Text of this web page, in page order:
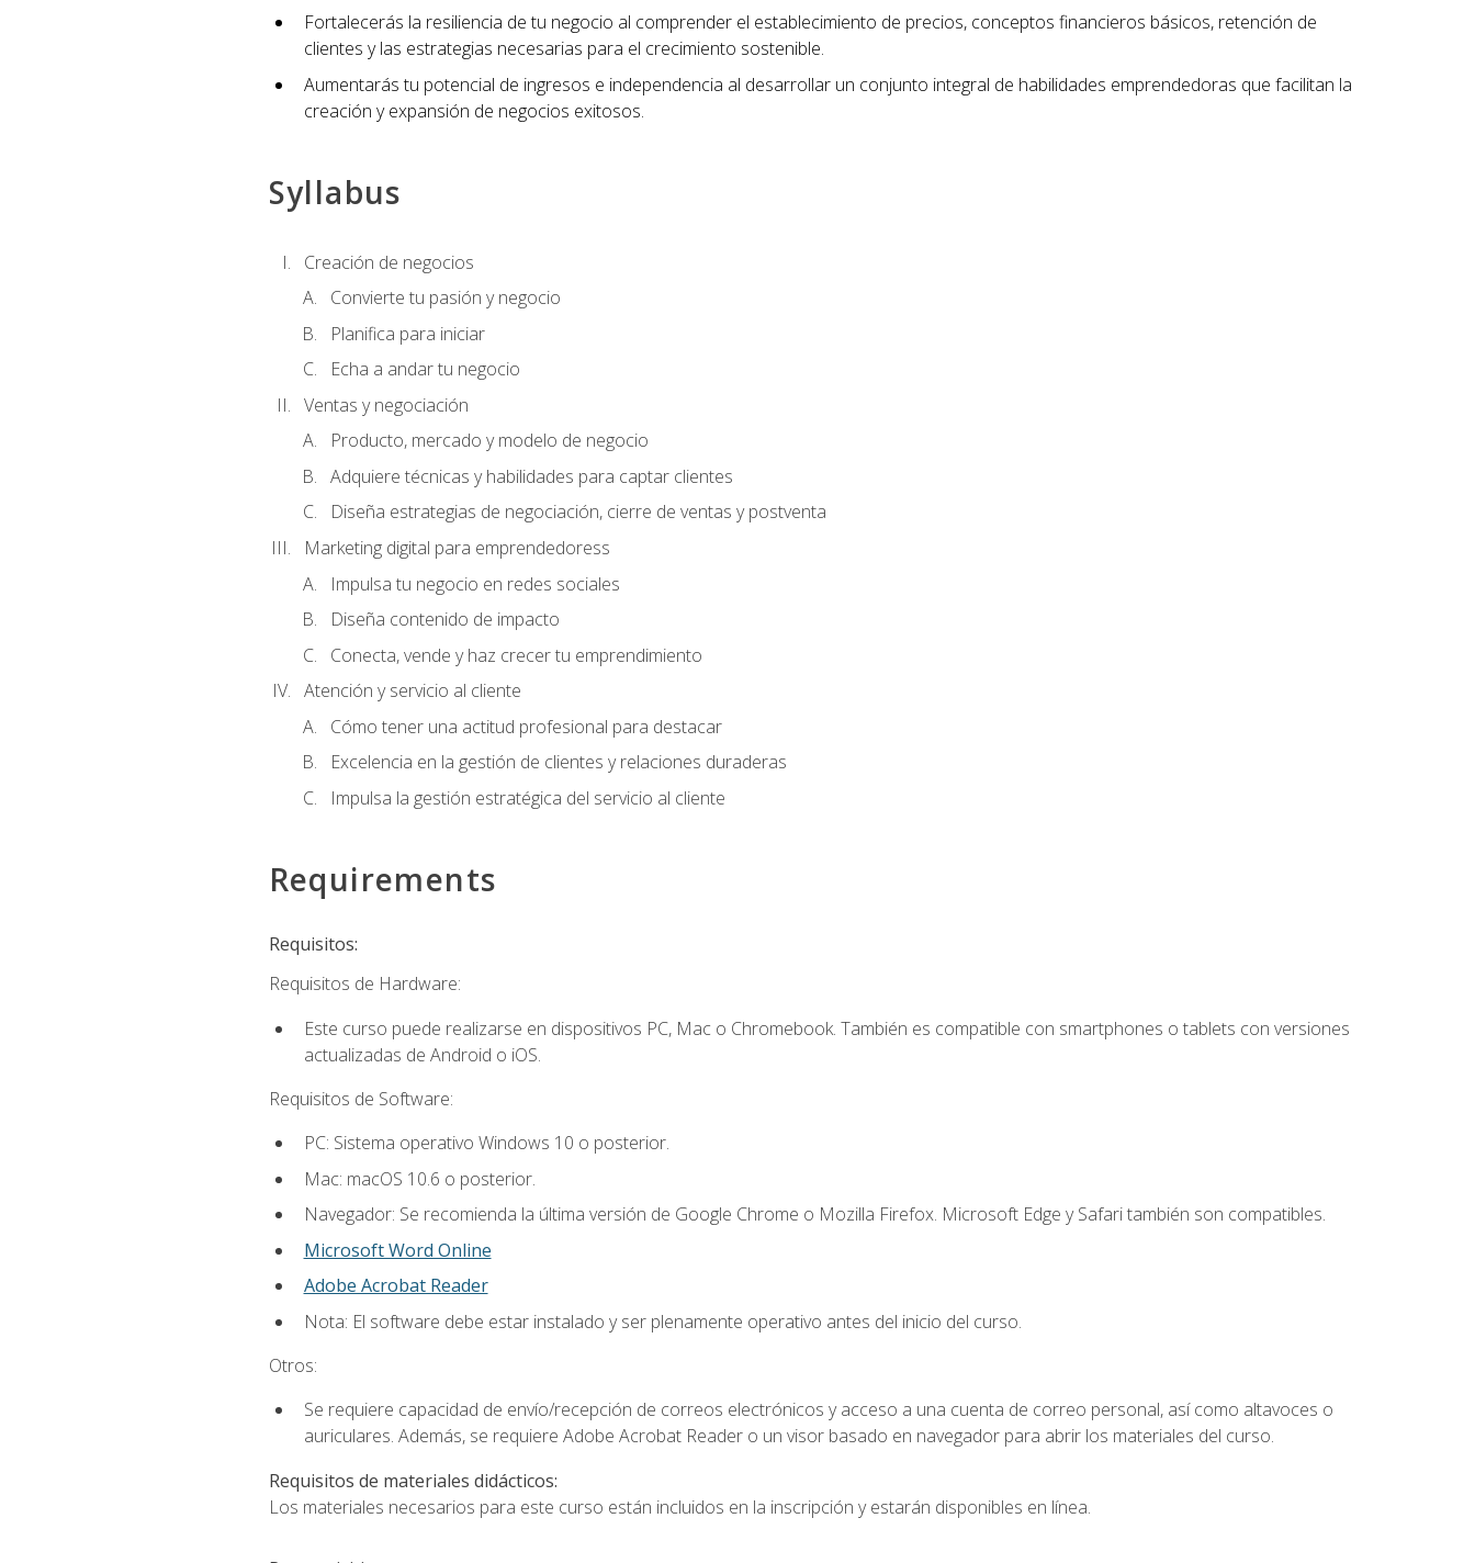
Fortalecerás la resiliencia de tu negocio al comprender el establecimiento de precios, conceptos financieros básicos, retención de
clientes y las estrategias necesarias para el crecimiento sostenible.
Aumentarás tu potencial de ingresos e independencia al desarrollar un conjunto integral de habilidades emprendedoras que facilitan la
creación y expansión de negocios exitosos.
Syllabus
Creación de negocios
Convierte tu pasión y negocio
Planifica para iniciar
Echa a andar tu negocio
Ventas y negociación
Producto, mercado y modelo de negocio
Adquiere técnicas y habilidades para captar clientes
Diseña estrategias de negociación, cierre de ventas y postventa
Marketing digital para emprendedoress
Impulsa tu negocio en redes sociales
Diseña contenido de impacto
Conecta, vende y haz crecer tu emprendimiento
Atención y servicio al cliente
Cómo tener una actitud profesional para destacar
Excelencia en la gestión de clientes y relaciones duraderas
Impulsa la gestión estratégica del servicio al cliente
Requirements
Requisitos:
Requisitos de Hardware:
Este curso puede realizarse en dispositivos PC, Mac o Chromebook. También es compatible con smartphones o tablets con versiones
actualizadas de Android o iOS.
Requisitos de Software:
PC: Sistema operativo Windows 10 o posterior.
Mac: macOS 10.6 o posterior.
Navegador: Se recomienda la última versión de Google Chrome o Mozilla Firefox. Microsoft Edge y Safari también son compatibles.
Microsoft Word Online
Adobe Acrobat Reader
Nota: El software debe estar instalado y ser plenamente operativo antes del inicio del curso.
Otros:
Se requiere capacidad de envío/recepción de correos electrónicos y acceso a una cuenta de correo personal, así como altavoces o
auriculares. Además, se requiere Adobe Acrobat Reader o un visor basado en navegador para abrir los materiales del curso.
Requisitos de materiales didácticos:
Los materiales necesarios para este curso están incluidos en la inscripción y estarán disponibles en línea.